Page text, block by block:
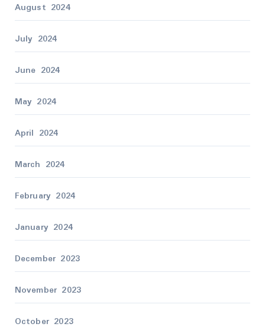
August 2024
July 2024
June 2024
May 2024
April 2024
March 2024
February 2024
January 2024
December 2023
November 2023
October 2023